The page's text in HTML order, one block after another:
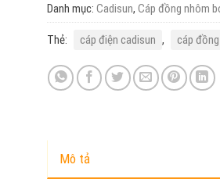
Danh mục: Cadisun, Cáp đồng nhôm
Thẻ: cáp điện cadisun , cáp
Mô tả